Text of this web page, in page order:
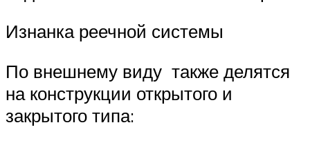
Изнанка реечной системы
По внешнему виду также делятся
на конструкции открытого и
закрытого типа: